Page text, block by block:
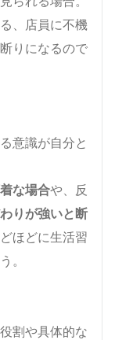
、店員に不機
りになるので
意識が自分と
な場合や、反
りが強いと断
ほどに生活習
。
割や具体的な